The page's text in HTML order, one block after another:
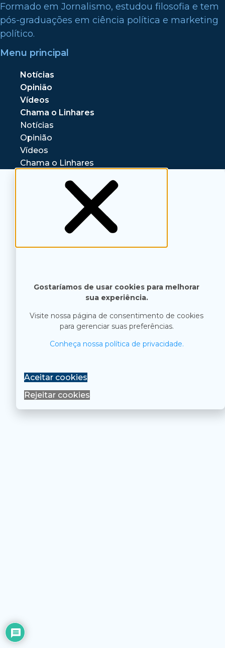
Formado em Jornalismo, estudou filosofia e tem
pós-graduações em ciência política e marketing
político.
Menu principal
Notícias
Opinião
Vídeos
Chama o Linhares
Notícias
Opinião
Vídeos
Chama o Linhares
Gostaríamos de usar cookies para melhorar
sua experiência.
Visite nossa página de consentimento de cookies
para gerenciar suas preferências.
Conheça nossa política de privacidade.
Aceitar cookies
Rejeitar cookies